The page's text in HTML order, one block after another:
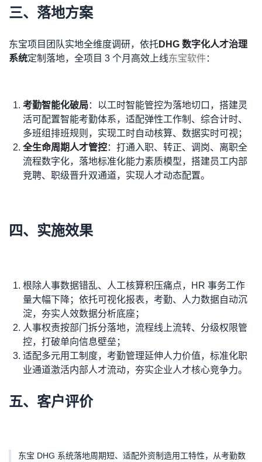
三、落地方案
东宝项目团队实地全维度调研，依托DHG 数字化人才治理
系统定制落地，全项目 3 个月高效上线东宝软件：
考勤智能化破局：以工时智能管控为落地切口，搭建灵
活可配置智能考勤体系，适配弹性工作制、综合计时、
多班组排班规则，实现工时自动核算、数据实时可视；
全生命周期人才管控：打通入职、转正、调岗、离职全
流程数字化，落地标准化能力素质模型，搭建员工内部
竞聘、职级晋升双通道，实现人才动态配置。
四、实施效果
根除人事数据错乱、人工核算积压痛点，HR 事务工作
量大幅下降；依托可视化报表，考勤、人力数据自动沉
淀，夯实人效数据分析底座；
人事权责按部门拆分落地，流程线上流转、分级权限管
控，打破单向信息壁垒；
适配多元用工制度，考勤管理延伸人力价值，标准化职
业通道激活内部人才流动，夯实企业人才核心竞争力。
五、客户评价
东宝 DHG 系统落地周期短、适配外资制造用工特性，从考勤数